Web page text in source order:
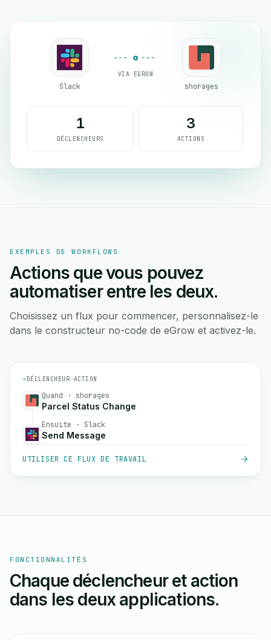
Slack
VIA EGROW
shorages
1
DÉCLENCHEURS
3
ACTIONS
EXEMPLES DE WORKFLOWS
Actions que vous pouvez
automatiser entre les deux.
Choisissez un flux pour commencer, personnalisez-le
dans le constructeur no-code de eGrow et activez-le.
⚡ DÉCLENCHEUR→ACTION
Quand · shorages
Parcel Status Change
Ensuite · Slack
Send Message
UTILISER CE FLUX DE TRAVAIL
FONCTIONNALITÉS
Chaque déclencheur et action
dans les deux applications.